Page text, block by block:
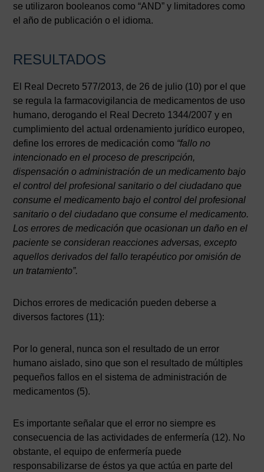
se utilizaron booleanos como “AND” y limitadores como
el año de publicación o el idioma.
RESULTADOS
El Real Decreto 577/2013, de 26 de julio (10) por el que
se regula la farmacovigilancia de medicamentos de uso
humano, derogando el Real Decreto 1344/2007 y en
cumplimiento del actual ordenamiento jurídico europeo,
define los errores de medicación como “fallo no
intencionado en el proceso de prescripción,
dispensación o administración de un medicamento bajo
el control del profesional sanitario o del ciudadano que
consume el medicamento bajo el control del profesional
sanitario o del ciudadano que consume el medicamento.
Los errores de medicación que ocasionan un daño en el
paciente se consideran reacciones adversas, excepto
aquellos derivados del fallo terapéutico por omisión de
un tratamiento”.
Dichos errores de medicación pueden deberse a
diversos factores (11):
Por lo general, nunca son el resultado de un error
humano aislado, sino que son el resultado de múltiples
pequeños fallos en el sistema de administración de
medicamentos (5).
Es importante señalar que el error no siempre es
consecuencia de las actividades de enfermería (12). No
obstante, el equipo de enfermería puede
responsabilizarse de éstos ya que actúa en parte del